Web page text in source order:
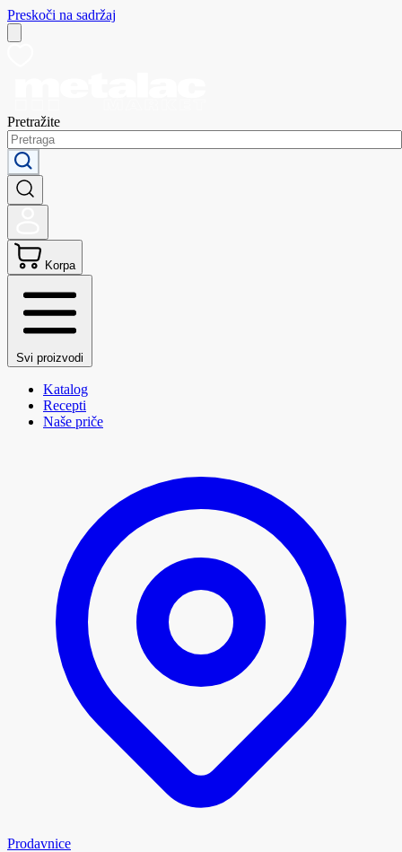
Preskoči na sadržaj
Pretražite
Korpa
Svi proizvodi
Katalog
Recepti
Naše priče
Prodavnice